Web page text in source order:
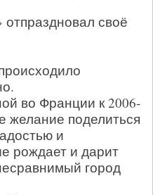
своё
во Франции к 2006-
желание поделиться
и
рождает и дарит
город